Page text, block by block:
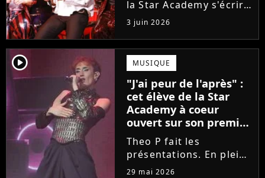
la Star Academy s'écrira
avec une nouvelle
recrue dans ses rangs.
Coach d'expression
scénique de l'émission,
Marlène Schaff ne
rempilera pas à la table
des professeurs...
3 juin 2026
player2 MUSIQUE
"J'ai peur de l'après" :
cet élève de la Star
Academy à coeur
ouvert sur son premier
single intime
Theo P fait les
présentations. En pleine
tournée, l'élève de la
29 mai 2026